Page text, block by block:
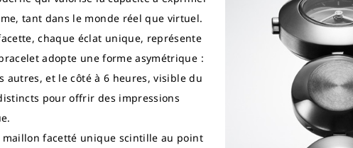
tant dans le monde réel que virtuel.
chaque éclat unique, représente
adopte une forme asymétrique :
autres, et le côté à 6 heures, visible du
pour offrir des impressions
facetté unique scintille au point